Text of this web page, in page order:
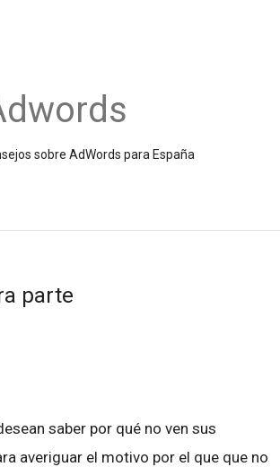
sobre AdWords para España
parte
saber por qué no ven sus
averiguar el motivo por el que que no